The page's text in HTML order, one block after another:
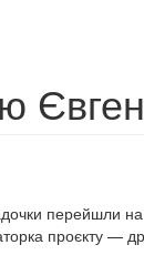
проєкту —